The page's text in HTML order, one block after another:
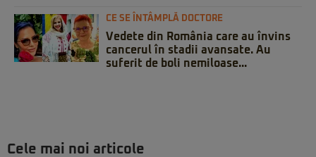
CE SE ÎNTÂMPLĂ DOCTORE
Vedete din România care au învins
cancerul în stadii avansate. Au
suferit de boli nemiloase...
Cele mai noi articole